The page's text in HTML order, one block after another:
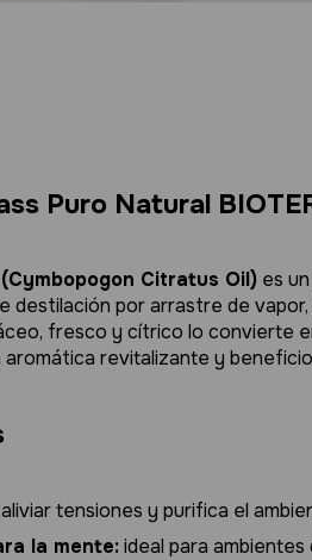
Puro Natural
Citratus Oil) es
destilación por arrastre de
fresco y cítrico lo convierte
aromática revitalizante y
tensiones y purifica el
la mente:ideal para